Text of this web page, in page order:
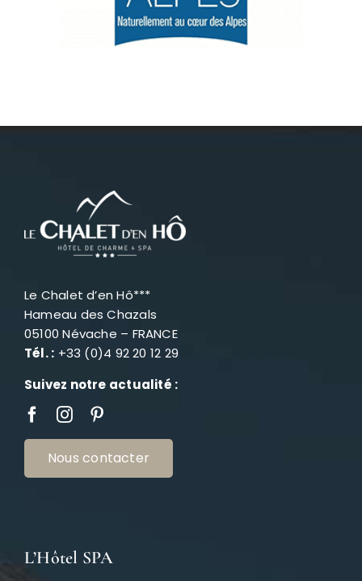
Le Chalet d’en Hô***
Hameau des Chazals
05100 Névache – FRANCE
Tél. : +33 (0)4 92 20 12 29
Suivez notre actualité :
Nous contacter
L’Hôtel SPA